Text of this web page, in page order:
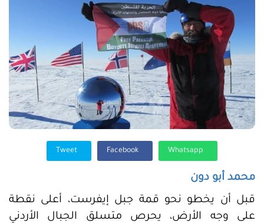
محمد أبو دون
قبل أن يخطو نحو قمة جبل إيفرست، أعلى نقطة
على وجه الأرض، يحرص متسلق الجبال الأردني